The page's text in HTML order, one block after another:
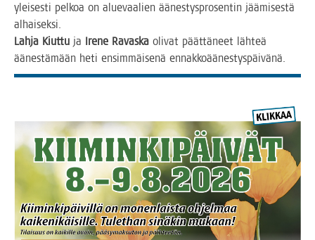
ylei­ses­ti pel­koa on alue­vaa­lien äänes­tys­pro­sen­tin jää­mi­ses­tä
alhaiseksi.
Lah­ja Kiut­tu ja Ire­ne Ravas­ka oli­vat päät­tä­neet läh­teä
äänes­tä­mään heti ensim­mäi­se­nä ennakkoäänestyspäivänä.